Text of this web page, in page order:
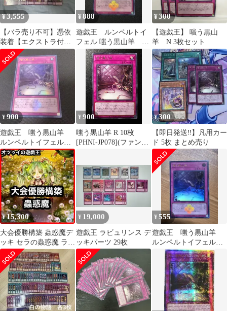
¥3,555
【バラ売り不可】憑依
装着【エクストラ付
き】
¥888
遊戯王 ルンペルトイ
フェル 嗤う黒山羊 ウ
ルトラ ロゴ入り
¥300
【遊戯王】 嗤う黒山
羊 N 3枚セット
¥900
遊戯王 嗤う黒山羊
ルンペルトイフェル
白の物語 ウルトラ
¥900
嗤う黒山羊 R 10枚
[PHNI-JP078](ファント
[PHNI-JP078](Phantom
Nightmare)
¥300
【即日発送‼︎】凡用カー
ド 5枚 まとめ売り
¥15,300
大会優勝構築 蟲惑魔デ
ッキ セラの蟲惑魔 ライ
カの蟲惑魔 シトリスの
蟲惑魔
¥ 19,000
遊戯王 ラビュリンス デ
ッキパーツ 29枚
¥555
遊戯王 嗤う黒山羊
ルンペルトイフェル
白の物語 ウルトラレ